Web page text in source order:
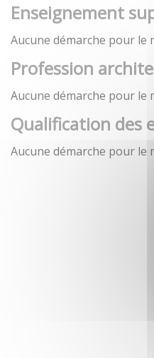
Enseignement
Aucune démarche pour le
Profession
Aucune démarche pour le
Qualification des
Aucune démarche pour le